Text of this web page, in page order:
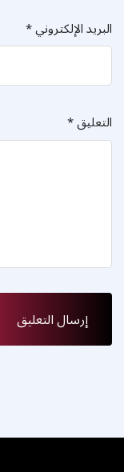
البريد الإلكتروني*
التعليق*